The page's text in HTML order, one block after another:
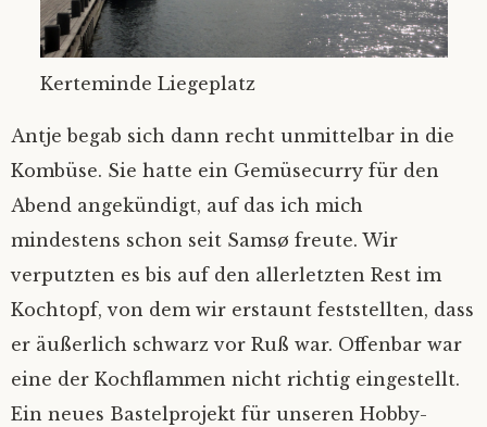
Fair winds
‚Kein Wind von vorn’
Unsichtig
Nicht Sand in den Schuhn, nur Schlick an
den Füßen
Einhand Ü-70
Die schönste von allen…
Hab‘ ich‘s nicht gesagt?
Sahne-Gate
Verschlüsselung
Kerteminde Liegeplatz
Antje begab sich dann recht unmittelbar in die
Kombüse. Sie hatte ein Gemüsecurry für den
Abend angekündigt, auf das ich mich
mindestens schon seit Samsø freute. Wir
verputzten es bis auf den allerletzten Rest im
Kochtopf, von dem wir erstaunt feststellten, dass
er äußerlich schwarz vor Ruß war. Offenbar war
eine der Kochflammen nicht richtig eingestellt.
Ein neues Bastelprojekt für unseren Hobby-